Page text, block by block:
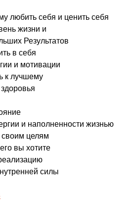
любить себя и ценить себя
жизни и
Результатов
в себя
и мотивации
к лучшему
и наполненности жизнью
своим целям
вы хотите
силы